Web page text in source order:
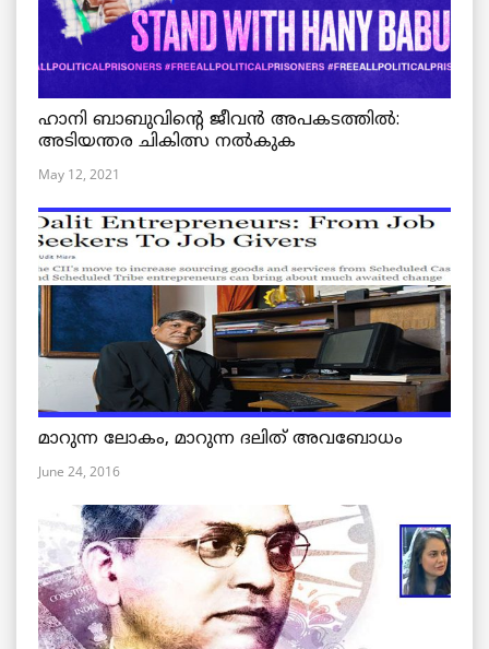
ഹാനി ബാബുവിന്റെ ജീവൻ അപകടത്തിൽ:
അടിയന്തര ചികിത്സ നൽകുക
May 12, 2021
മാറുന്ന ലോകം, മാറുന്ന ദലിത് അവബോധം
June 24, 2016